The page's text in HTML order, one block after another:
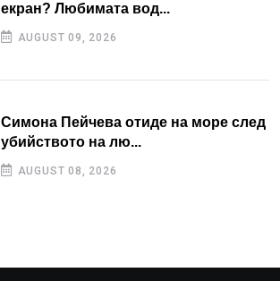
екран? Любимата вод...
AUGUST 09, 2026
Симона Пейчева отиде на море след
убийството на лю...
AUGUST 08, 2026